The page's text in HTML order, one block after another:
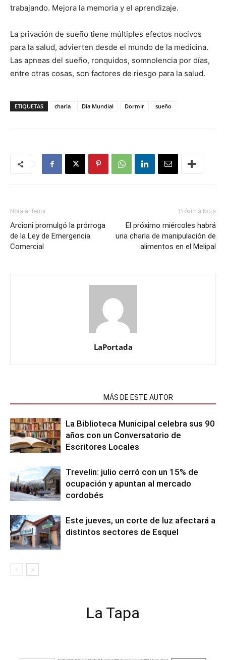
trabajando. Mejora la memoria y el aprendizaje.
La privación de sueño tiene múltiples efectos nocivos
para la salud, advierten desde el mundo de la medicina.
Las apneas del sueño, ronquidos, somnolencia por días,
entre otras cosas, son factores de riesgo para la salud.
ETIQUETAS charla Día Mundial Dormir sueño
Nota anterior
Arcioni promulgó la prórroga
de la Ley de Emergencia
Comercial
Próxima Nota
El próximo miércoles habrá
una charla de manipulación de
alimentos en el Melipal
LaPortada
MÁS DE ESTE AUTOR
La Biblioteca Municipal celebra sus 90
años con un Conversatorio de
Escritores Locales
Trevelin: julio cerró con un 15% de
ocupación y apuntan al mercado
cordobés
Este jueves, un corte de luz afectará a
distintos sectores de Esquel
La Tapa